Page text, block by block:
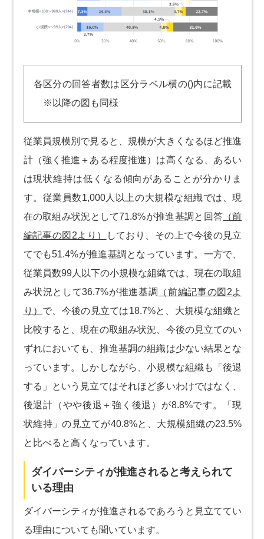
各区分の回答者数は区分ラベル横の()内に記載
※以降の図も同様
従業員規模別で見ると、規模が大きくなるほど推進
計（強く推進＋ある程度推進）は高くなる、あるい
は現状維持は低くなる傾向があることが分かりま
す。従業員数1,000人以上の大規模な組織では、現
在の取組み状況として71.8%が推進基調と回答 （前
編記事の図2より）
しており、その上で今後の見立
てでも51.4%が推進基調となっています。一方で、
従業員数99人以下の小規模な組織では、現在の取組
み状況として36.7%が推進基調
（前編記事の図2よ
り） で、今後の見立ては18.7%と、大規模な組織と
比較すると、現在の取組み状況、今後の見立てのい
ずれにおいても、推進基調の組織は少ない結果とな
っています。しかしながら、小規模な組織も「後退
する」という見立てはそれほど多いわけではなく、
後退計（やや後退＋強く後退）が8.8%です。「現
状維持」の見立てが40.8%と、大規模組織の23.5%
と比べると高くなっています。
ダイバーシティが推進されると考えられて
いる理由
ダイバーシティが推進されるであろうと見立ててい
る理由についても聞いています。